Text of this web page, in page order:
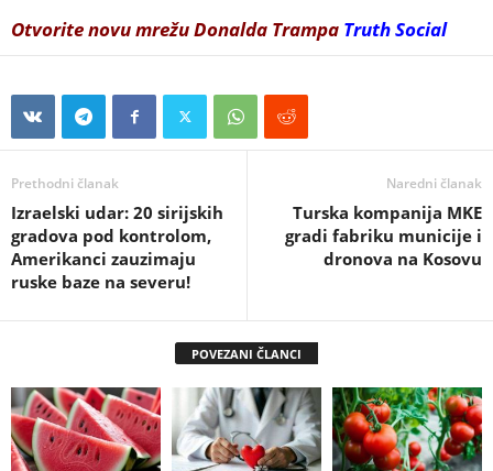
Otvorite novu mrežu Donalda Trampa Truth Social
Prethodni članak
Izraelski udar: 20 sirijskih
gradova pod kontrolom,
Amerikanci zauzimaju
ruske baze na severu!
Naredni članak
Turska kompanija MKE
gradi fabriku municije i
dronova na Kosovu
POVEZANI ČLANCI